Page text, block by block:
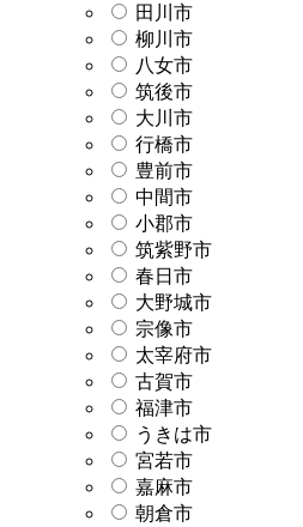
田川市
柳川市
八女市
筑後市
大川市
行橋市
豊前市
中間市
小郡市
筑紫野市
春日市
大野城市
宗像市
太宰府市
古賀市
福津市
うきは市
宮若市
嘉麻市
朝倉市